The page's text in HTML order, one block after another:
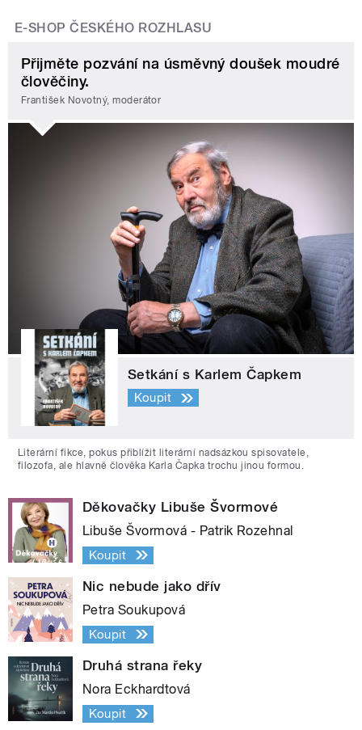
E-SHOP ČESKÉHO ROZHLASU
Přijměte pozvání na úsměvný doušek moudré
člověčiny.
František Novotný, moderátor
Setkání s Karlem Čapkem
Koupit
Literární fikce, pokus přiblížit literární nadsázkou spisovatele,
filozofa, ale hlavně člověka Karla Čapka trochu jinou formou.
Děkovačky Libuše Švormové
Libuše Švormová - Patrik Rozehnal
Koupit
Nic nebude jako dřív
Petra Soukupová
Koupit
Druhá strana řeky
Nora Eckhardtová
Koupit